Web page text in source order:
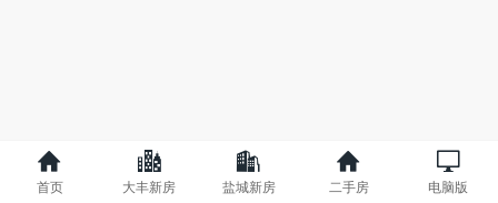
首页 大丰新房 盐城新房 二手房 电脑版